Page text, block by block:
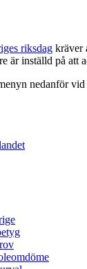
riksdag kräver
är inställd på att
nedanför